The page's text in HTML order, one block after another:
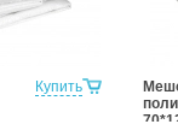
Купить